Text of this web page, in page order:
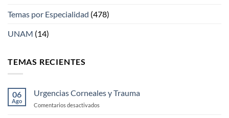
Temas por Especialidad (478)
UNAM (14)
TEMAS RECIENTES
06
Ago
Urgencias Corneales y Trauma
Comentarios desactivados